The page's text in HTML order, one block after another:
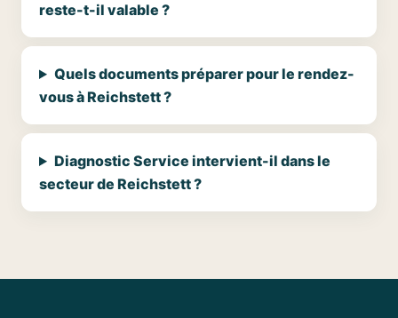
reste-t-il valable ?
Quels documents préparer pour le rendez-
vous à Reichstett ?
Diagnostic Service intervient-il dans le
secteur de Reichstett ?